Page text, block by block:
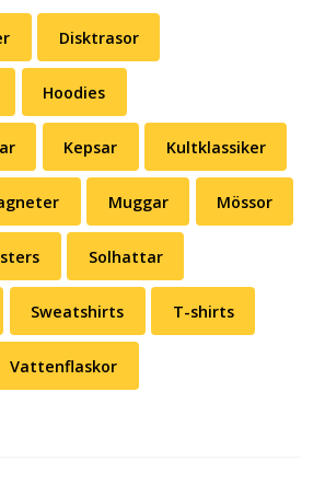
Disktrasor
Hoodies
Kepsar Kultklassiker
Muggar Mössor
Solhattar
Sweatshirts T-shirts
Vattenflaskor